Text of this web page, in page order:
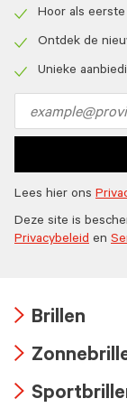
icon
Hoor als
icon
Ontdek de
Unieke
address
Lees hier ons
Deze site is
Privacybeleid en
icon
Brillen
icon